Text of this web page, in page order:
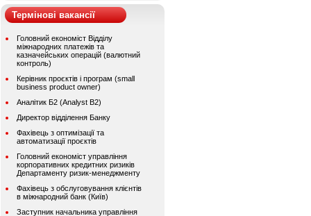
Термінові вакансії
Головний економіст Відділу
міжнародних платежів та
казначейських операцій (валютний
контроль)
Керівник проєктів і програм (small
business product owner)
Аналітик Б2 (Analyst B2)
Директор відділення Банку
Фахівець з оптимізації та
автоматизації проєктів
Головний економіст управління
корпоративних кредитних ризиків
Департаменту ризик-менеджменту
Фахівець з обслуговування клієнтів
в міжнародний банк (Київ)
Заступник начальника управління